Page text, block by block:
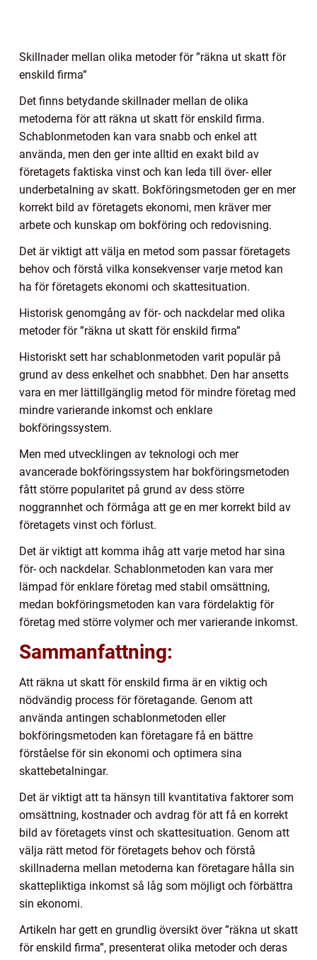
Skillnader mellan olika metoder för ”räkna ut skatt för
enskild firma”
Det finns betydande skillnader mellan de olika
metoderna för att räkna ut skatt för enskild firma.
Schablonmetoden kan vara snabb och enkel att
använda, men den ger inte alltid en exakt bild av
företagets faktiska vinst och kan leda till över- eller
underbetalning av skatt. Bokföringsmetoden ger en mer
korrekt bild av företagets ekonomi, men kräver mer
arbete och kunskap om bokföring och redovisning.
Det är viktigt att välja en metod som passar företagets
behov och förstå vilka konsekvenser varje metod kan
ha för företagets ekonomi och skattesituation.
Historisk genomgång av för- och nackdelar med olika
metoder för ”räkna ut skatt för enskild firma”
Historiskt sett har schablonmetoden varit populär på
grund av dess enkelhet och snabbhet. Den har ansetts
vara en mer lättillgänglig metod för mindre företag med
mindre varierande inkomst och enklare
bokföringssystem.
Men med utvecklingen av teknologi och mer
avancerade bokföringssystem har bokföringsmetoden
fått större popularitet på grund av dess större
noggrannhet och förmåga att ge en mer korrekt bild av
företagets vinst och förlust.
Det är viktigt att komma ihåg att varje metod har sina
för- och nackdelar. Schablonmetoden kan vara mer
lämpad för enklare företag med stabil omsättning,
medan bokföringsmetoden kan vara fördelaktig för
företag med större volymer och mer varierande inkomst.
Sammanfattning:
Att räkna ut skatt för enskild firma är en viktig och
nödvändig process för företagande. Genom att
använda antingen schablonmetoden eller
bokföringsmetoden kan företagare få en bättre
förståelse för sin ekonomi och optimera sina
skattebetalningar.
Det är viktigt att ta hänsyn till kvantitativa faktorer som
omsättning, kostnader och avdrag för att få en korrekt
bild av företagets vinst och skattesituation. Genom att
välja rätt metod för företagets behov och förstå
skillnaderna mellan metoderna kan företagare hålla sin
skattepliktiga inkomst så låg som möjligt och förbättra
sin ekonomi.
Artikeln har gett en grundlig översikt över ”räkna ut skatt
för enskild firma”, presenterat olika metoder och deras